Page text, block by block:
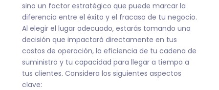
sino un factor estratégico que puede marcar la
diferencia entre el éxito y el fracaso de tu negocio.
Al elegir el lugar adecuado, estarás tomando una
decisión que impactará directamente en tus
costos de operación, la eficiencia de tu cadena de
suministro y tu capacidad para llegar a tiempo a
tus clientes. Considera los siguientes aspectos
clave: